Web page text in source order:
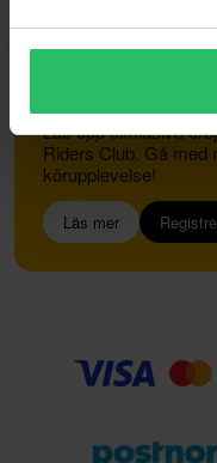
Gå med i
Lås upp exklusiva
Riders Club. Gå med
körupplevelse!
Läs mer